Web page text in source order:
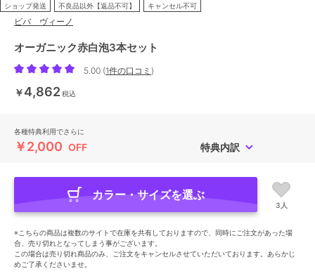
ショップ発送 不良品以外【返品不可】 キャンセル不可
ビバ ヴィーノ
オーガニック赤白泡3本セット
5.00 (1件の口コミ )
￥4,862 税込
各種特典利用でさらに
￥2,000 OFF 特典内訳
カラー・サイズを選ぶ
3人
※こちらの商品は複数のサイトで在庫を共有しておりますので、同時にご注文があった場
合、売り切れとなってしまう事がございます。
この場合は売り切れ商品のみ、ご注文をキャンセルさせていただいております。あらかじ
めご了承くださいませ。